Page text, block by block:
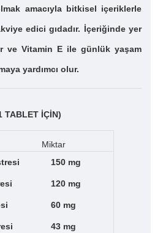
amacıyla bitkisel içeriklerle
edici gıdadır. İçeriğinde yer
ve Vitamin E ile günlük yaşam
yardımcı olur.
TABLET İÇİN)
Miktar
150 mg
120 mg
60 mg
43 mg